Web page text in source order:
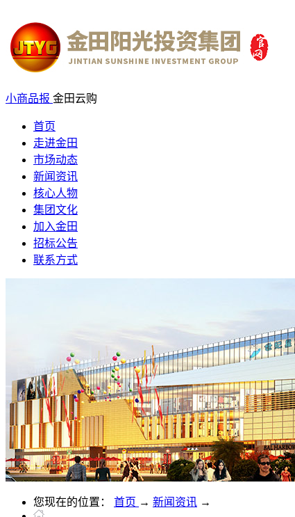
小商品报 金田云购
首页
走进金田
市场动态
新闻资讯
核心人物
集团文化
加入金田
招标公告
联系方式
您现在的位置： 首页 → 新闻资讯 →